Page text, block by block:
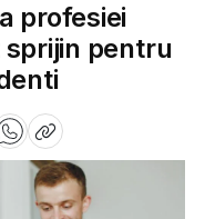
profesiei
pentru